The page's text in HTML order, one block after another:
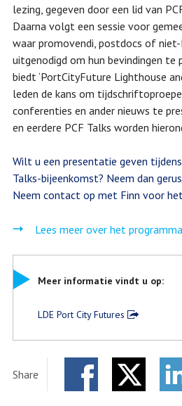
lezing, gegeven door een lid van
Daarna volgt een sessie voor
waar promovendi, postdocs of
uitgenodigd om hun bevindingen te
biedt ‘PortCityFuture Lighthouse
leden de kans om
conferenties en ander nieuws te
en eerdere PCF Talks worden
Wilt u een presentatie geven
Talks-bijeenkomst? Neem dan
Neem contact op met Finn voor
Lees meer over het programma
Meer informatie vindt u op:
LDE Port City Futures
Share